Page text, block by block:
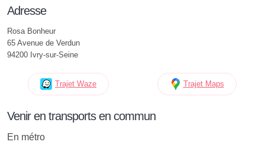
Adresse
Rosa Bonheur
65 Avenue de Verdun
94200 Ivry-sur-Seine
Trajet Waze Trajet Maps
Venir en transports en commun
En métro